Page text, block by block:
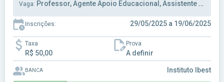
Vaga: Professor, Agente Apoio Educacional, Assistente Educação
Inscrições: 29/05/2025 a 19/06/2025
Taxa
R$ 50,00
Prova
A definir
BANCA Instituto Ibest